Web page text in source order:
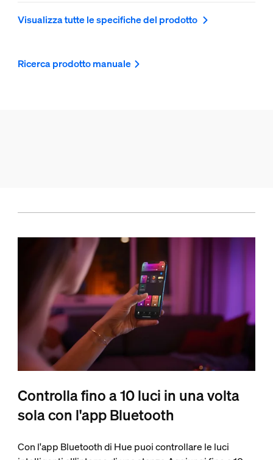
Visualizza tutte le specifiche del prodotto
Ricerca prodotto manuale
Controlla fino a 10 luci in una volta
sola con l'app Bluetooth
Con l'app Bluetooth di Hue puoi controllare le luci